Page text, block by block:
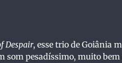
Despair, esse trio de Goiânia
pesadíssimo, muito bem